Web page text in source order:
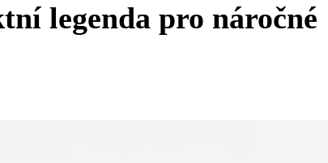
legenda pro náročné